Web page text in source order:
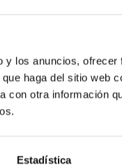
los anuncios,
haga del sitio web
con otra información
Estadística
desembolsar todo el
de manera
tus necesidades y
aquellos que desean